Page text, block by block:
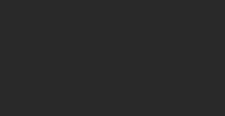
RESURGIR DEL BLOCKBUSTER DE CALIDAD
maravilla, pero algo no cuadraba: una
en la dirección no podía ser una de esas obras
digitales. Finalmente, tuvimos la oportunidad
las sensaciones que nos transmitían los